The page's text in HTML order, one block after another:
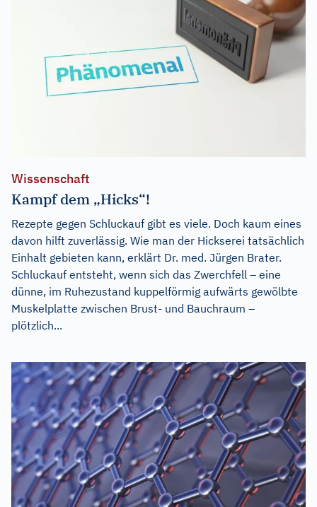
Wissenschaft
Kampf dem „Hicks“!
Rezepte gegen Schluckauf gibt es viele. Doch kaum eines
davon hilft zuverlässig. Wie man der Hickserei tatsächlich
Einhalt gebieten kann, erklärt Dr. med. Jürgen Brater.
Schluckauf entsteht, wenn sich das Zwerchfell – eine
dünne, im Ruhezustand kuppelförmig aufwärts gewölbte
Muskelplatte zwischen Brust- und Bauchraum –
plötzlich...